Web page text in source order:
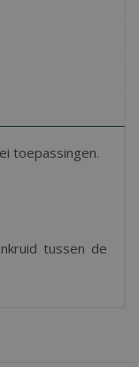
toepassingen.
tussen de